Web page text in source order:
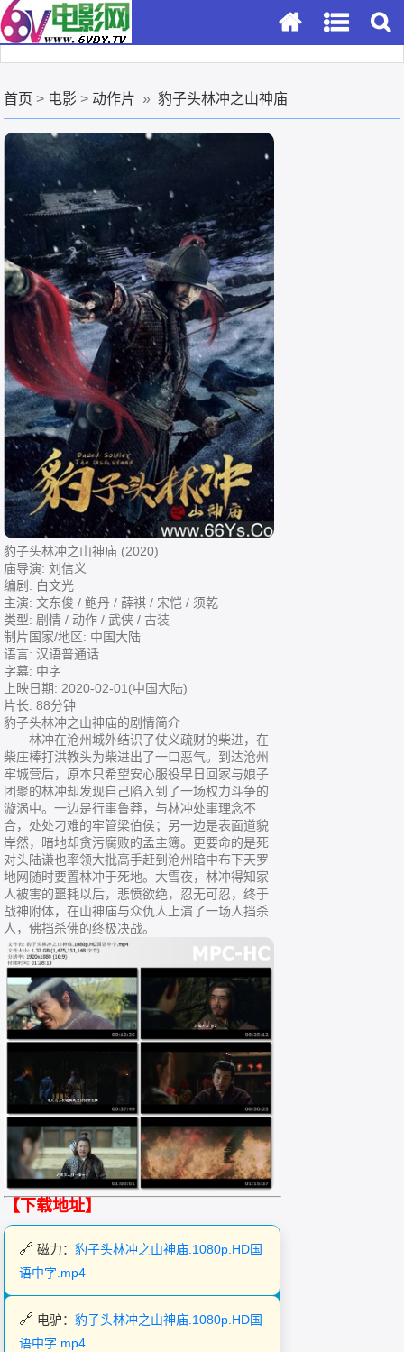
首页 > 电影 >动作片 »豹子头林冲之山神庙
豹子头林冲之山神庙 (2020)
庙导演: 刘信义
编剧: 白文光
主演: 文东俊 / 鲍丹 / 薛祺 / 宋恺 / 须乾
类型: 剧情 / 动作 / 武侠 / 古装
制片国家/地区: 中国大陆
语言: 汉语普通话
字幕: 中字
上映日期: 2020-02-01(中国大陆)
片长: 88分钟
豹子头林冲之山神庙的剧情简介
林冲在沧州城外结识了仗义疏财的柴进，在
柴庄棒打洪教头为柴进出了一口恶气。到达沧州
牢城营后，原本只希望安心服役早日回家与娘子
团聚的林冲却发现自己陷入到了一场权力斗争的
漩涡中。一边是行事鲁莽，与林冲处事理念不
合，处处刁难的牢管梁伯侯；另一边是表面道貌
岸然，暗地却贪污腐败的孟主簿。更要命的是死
对头陆谦也率领大批高手赶到沧州暗中布下天罗
地网随时要置林冲于死地。大雪夜，林冲得知家
人被害的噩耗以后，悲愤欲绝，忍无可忍，终于
战神附体，在山神庙与众仇人上演了一场人挡杀
人，佛挡杀佛的终极决战。
【下载地址】
磁力：豹子头林冲之山神庙.1080p.HD国
语中字.mp4
电驴：豹子头林冲之山神庙.1080p.HD国
语中字.mp4